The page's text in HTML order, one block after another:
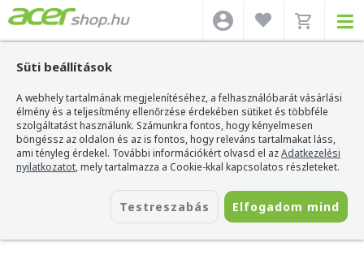
Süti beállítások
A webhely tartalmának megjelenítéséhez, a felhasználóbarát vásárlási
élmény és a teljesítmény ellenőrzése érdekében sütiket és többféle
szolgáltatást használunk. Számunkra fontos, hogy kényelmesen
böngéssz az oldalon és az is fontos, hogy releváns tartalmakat láss,
ami tényleg érdekel. További információkért olvasd el azAdatkezelési
nyilatkozatot, mely tartalmazza a Cookie-kkal kapcsolatos részleteket.
Testreszabás Elfogadom mind
Acer webshop>Hírek>Iconia One 8, nem csak felnőtteknek
Iconia One 8, nem csak
felnőtteknek